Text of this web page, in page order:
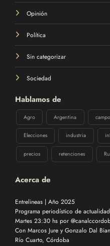
Opinión
Política
Sin categorizar
Sociedad
Hablamos de
Agro Argentina campo
Elecciones industria
precios retenciones
Acerca de
Entrelineas | Año 2025
Programa periodístico de actualidad
Martes 23:30 hs por
Con Marcos Jure y Gonzalo Dal
Río Cuarto, Córdoba